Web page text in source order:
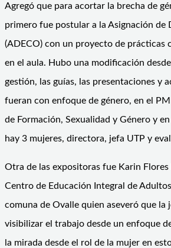
Agregó que para acortar la brecha de
primero fue postular a la Asignación de
(ADECO) con un proyecto de prácticas
en el aula. Hubo una modificación
gestión, las guías, las presentaciones y
fueran con enfoque de género, en el
de Formación, Sexualidad y Género y
hay 3 mujeres, directora, jefa UTP y
Otra de las expositoras fue Karin
Centro de Educación Integral de
comuna de Ovalle quien aseveró que la
visibilizar el trabajo desde un enfoque
la mirada desde el rol de la mujer en